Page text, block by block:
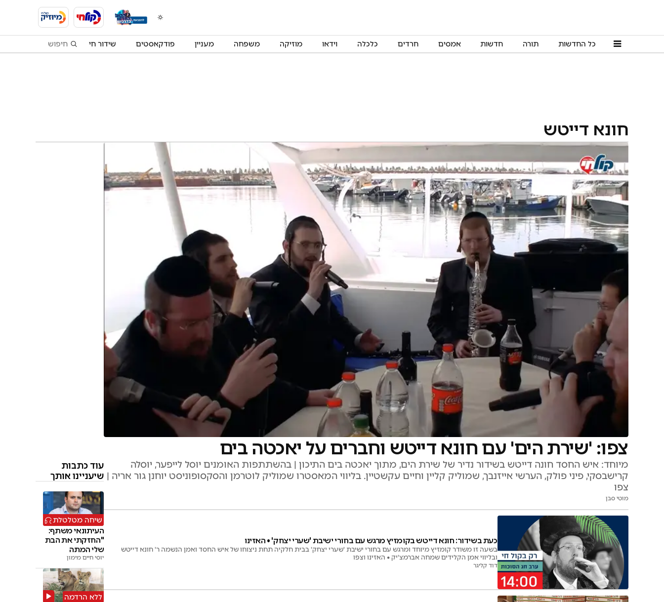
כל החדשות תורה חדשות אמסים חרדים כלכלה וידאו מוזיקה משפחה מעניין פודקאסטים שידור חי
חונא דייטש
צפו: 'שירת הים' עם חונא דייטש וחברים על יאכטה בים
מיוחד: איש החסד חונה דייטש בשידור נדיר של שירת הים, מתוך יאכטה בים התיכון | בהשתתפות האומנים יוסל לייפער, יוסלה
קרישבסקי, פיני פולק, הערשי אייזנבך, שמוליק קליין וחיים עקשטיין. בליווי המאסטרו שמוליק לוטרמן והסקסופוניסט יוחנן גור אריה |
צפו
מוטי סבן
כעת בשידור: חונא דייטש בקומזיץ מרגש עם בחורי ישיבת 'שערי יצחק' • האזינו
בשעה זו משודר קומזיץ מיוחד ומרגש עם בחורי ישיבת 'שערי יצחק' בבית חלקיה תחת ניצוחו של איש החסד ואמן הנשמה ר' חונא דייטש
ובליווי אמן הקלידים שמחה אברמצ'יק • האזינו וצפו
דוד קליגר
עוד כתבות
שיעניינו אותך
שיחה מטלטלת
העיתונאי משתף:
"החזקתי את הבת
שלי המתה
בידיים"
יוסי חיים מימון
ללא הרדמה